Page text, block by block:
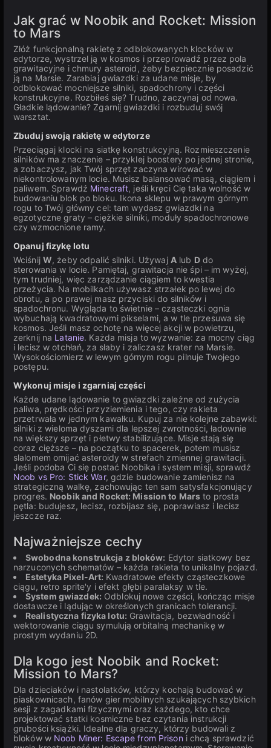
Jak grać w Noobik and Rocket: Mission
to Mars
Złóż funkcjonalną rakietę z odblokowanych klocków w
edytorze, wystrzel ją w kosmos i przeprowadź przez pola
grawitacyjne i chmury asteroid, żeby bezpiecznie posadzić
ją na Marsie. Zarabiaj gwiazdki za udane misje, by
odblokować mocniejsze silniki, spadochrony i części
konstrukcyjne. Rozbiłeś się? Trudno, zaczynaj od nowa.
Gładkie lądowanie? Zgarnij gwiazdki i rozbuduj swój
warsztat.
Zbuduj swoją rakietę w edytorze
Przeciągaj klocki na siatkę konstrukcyjną. Rozmieszczenie
silników ma znaczenie – przyklej boostery po jednej stronie,
a zobaczysz, jak Twój sprzęt zaczyna wirować w
niekontrolowanym locie. Musisz balansować masą, ciągiem i
paliwem. Sprawdź Minecraft, jeśli kręci Cię taka wolność w
budowaniu blok po bloku. Ikona sklepu w prawym górnym
rogu to Twój główny cel: tam wydasz gwiazdki na
egzotyczne graty – ciężkie silniki, moduły spadochronowe
czy wzmocnione ramy.
Opanuj fizykę lotu
Wciśnij W, żeby odpalić silniki. Używaj Alub Ddo
sterowania w locie. Pamiętaj, grawitacja nie śpi – im wyżej,
tym trudniej, więc zarządzanie ciągiem to kwestia
przeżycia. Na mobilkach używasz strzałek po lewej do
obrotu, a po prawej masz przyciski do silników i
spadochronu. Wygląda to świetnie – cząsteczki ognia
wybuchają kwadratowymi pikselami, a w tle przesuwa się
kosmos. Jeśli masz ochotę na więcej akcji w powietrzu,
zerknij na Latanie. Każda misja to wyzwanie: za mocny ciąg
i lecisz w otchłań, za słaby i zaliczasz krater na Marsie.
Wysokościomierz w lewym górnym rogu pilnuje Twojego
postępu.
Wykonuj misje i zgarniaj części
Każde udane lądowanie to gwiazdki zależne od zużycia
paliwa, prędkości przyziemienia i tego, czy rakieta
przetrwała w jednym kawałku. Kupuj za nie kolejne zabawki:
silniki z wieloma dyszami dla lepszej zwrotności, ładownie
na większy sprzęt i płetwy stabilizujące. Misje stają się
coraz cięższe – na początku to spacerek, potem musisz
slalomem omijać asteroidy w strefach zmiennej grawitacji.
Jeśli podoba Ci się postać Noobika i system misji, sprawdź
Noob vs Pro: Stick War, gdzie budowanie zamienisz na
strategiczną walkę, zachowując ten sam satysfakcjonujący
progres. Noobik and Rocket: Mission to Mars to prosta
pętla: budujesz, lecisz, rozbijasz się, poprawiasz i lecisz
jeszcze raz.
Najważniejsze cechy
Swobodna konstrukcja z bloków: Edytor siatkowy bez
narzuconych schematów – każda rakieta to unikalny pojazd.
Estetyka Pixel-Art: Kwadratowe efekty cząsteczkowe
ciągu, retro sprite'y i efekt głębi paralaksy w tle.
System gwiazdek: Odblokuj nowe części, kończąc misje
dostawcze i lądując w określonych granicach tolerancji.
Realistyczna fizyka lotu: Grawitacja, bezwładność i
wektorowanie ciągu symulują orbitalną mechanikę w
prostym wydaniu 2D.
Dla kogo jest Noobik and Rocket:
Mission to Mars?
Dla dzieciaków i nastolatków, którzy kochają budować w
piaskownicach, fanów gier mobilnych szukających szybkich
sesji z zagadkami fizycznymi oraz każdego, kto chce
projektować statki kosmiczne bez czytania instrukcji
grubości książki. Idealne dla graczy, którzy budowali z
bloków w Noob Miner: Escape from Prison i chcą sprawdzić